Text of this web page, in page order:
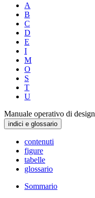
A
B
C
D
E
I
M
O
S
T
U
Manuale operativo di design
indici e glossario
contenuti
figure
tabelle
glossario
Sommario